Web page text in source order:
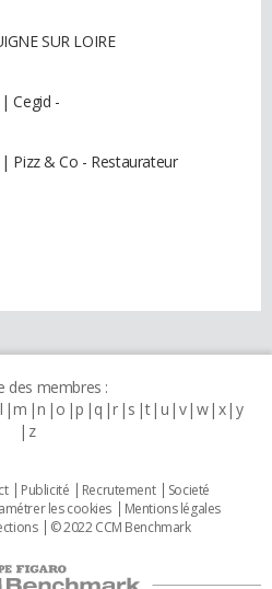
SUR LOIRE
Cegid -
Pizz & Co - Restaurateur
des membres :
l m n o p q r s t u v w x y
z
Publicité Recrutement
Societé
les cookies
Mentions légales
© 2022 CCM Benchmark